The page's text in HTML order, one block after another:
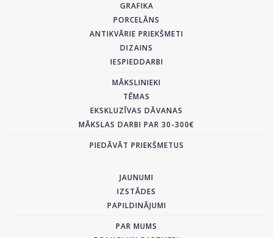
GRAFIKA
PORCELĀNS
ANTIKVĀRIE PRIEKŠMETI
DIZAINS
IESPIEDDARBI
MĀKSLINIEKI
TĒMAS
EKSKLUZĪVAS DĀVANAS
MĀKSLAS DARBI PAR 30-300€
PIEDĀVĀT PRIEKŠMETUS
JAUNUMI
IZSTĀDES
PAPILDINĀJUMI
PAR MUMS